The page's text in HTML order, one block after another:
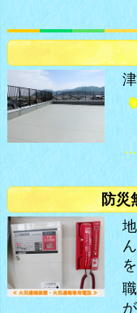
防災